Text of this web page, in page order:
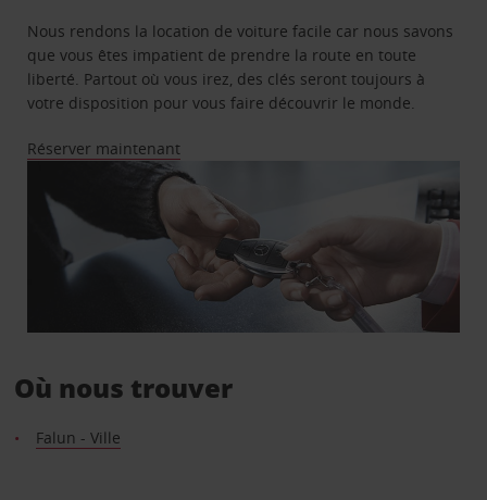
Nous rendons la location de voiture facile car nous savons
que vous êtes impatient de prendre la route en toute
liberté. Partout où vous irez, des clés seront toujours à
votre disposition pour vous faire découvrir le monde.
Réserver maintenant
Où nous trouver
Falun - Ville